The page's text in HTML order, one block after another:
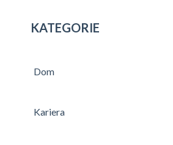
KATEGORIE
Dom
Kariera